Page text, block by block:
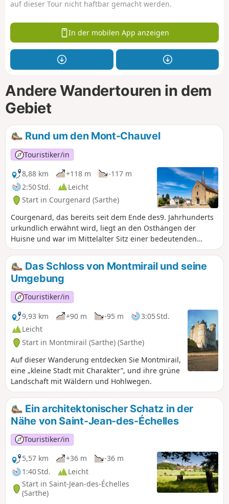
auf dieser Tour nicht haftbar gemacht werden.
In der mobilen App anzeigen
Andere Wandertouren in dem
Gebiet
Rund um den Mont-Chauvel
Touristiker/in
8,88 km
+118 m
-117 m
2:50 Std.
Leicht
Start in Courgenard (Sarthe)
Courgenard, das bereits seit dem Ende des9. Jahrhunderts
urkundlich erwähnt wird, liegt an den Osthängen der
Huisne und war im Mittelalter Sitz einer bedeutenden
Baronie, die dem Domkapitel von Le Mans gehörte. Die
gepflegte romanische Architektur der Kirche Saint-Martin
zeugt noch heute von der Macht dieser Baronie, ebenso wie
die bemerkenswerte Ausstattung des Chors ausdem 16.
Jahrhundert. Die Gemeinde lebte noch im19. Jahrhundert
von der Landwirtschaft und der Herstellung von
Hanfgeweben. Heute gehört sie zum Arbeitsmarktgebiet
von La Ferté-Bernard.
Das Schloss von Montmirail und seine
Umgebung
Touristiker/in
9,93 km
+90 m -95 m
3:05 Std.
Leicht
Start in Montmirail (Sarthe) (Sarthe)
Auf dieser Wanderung entdecken Sie Montmirail,
eine „kleine Stadt mit Charakter”, und ihre grüne
Landschaft mit Wäldern und Hohlwegen.
Ein architektonischer Schatz in der
Nähe von Saint-Jean-des-Échelles
Touristiker/in
5,57 km
+36 m
-36 m
1:40 Std.
Leicht
Start in Saint-Jean-des-Échelles
(Sarthe)